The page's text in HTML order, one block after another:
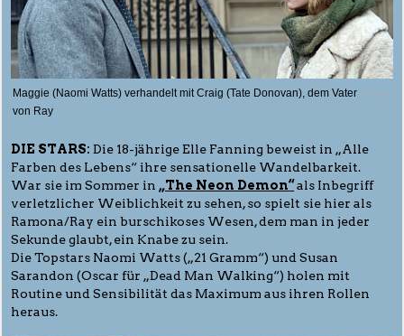
Maggie (Naomi Watts) verhandelt mit Craig (Tate Donovan), dem Vater
von Ray
© Tobis
DIE STARS: Die 18-jährige Elle Fanning beweist in „Alle
Farben des Lebens“ ihre sensationelle Wandelbarkeit.
War sie im Sommer in „The Neon Demon“als Inbegriff
verletzlicher Weiblichkeit zu sehen, so spielt sie hier als
Ramona/Ray ein burschikoses Wesen, dem man in jeder
Sekunde glaubt, ein Knabe zu sein.
Die Topstars Naomi Watts („21 Gramm“) und Susan
Sarandon (Oscar für „Dead Man Walking“) holen mit
Routine und Sensibilität das Maximum aus ihren Rollen
heraus.